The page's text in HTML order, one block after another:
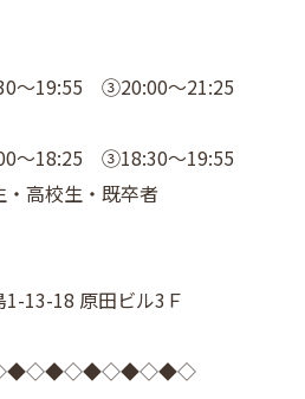
～19:55 ③20:00～21:25
～18:25 ③18:30～19:55
・高校生・既卒者
13-18 原田ビル3Ｆ